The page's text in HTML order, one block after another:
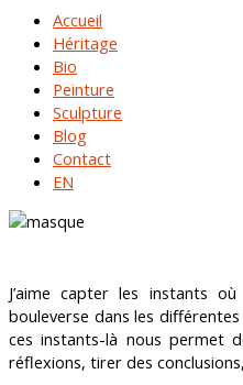
Accueil
Héritage
Bio
Peinture
Sculpture
Blog
Contact
EN
J’aime capter les instants
bouleverse dans les
ces instants-là nous permet
réflexions, tirer des